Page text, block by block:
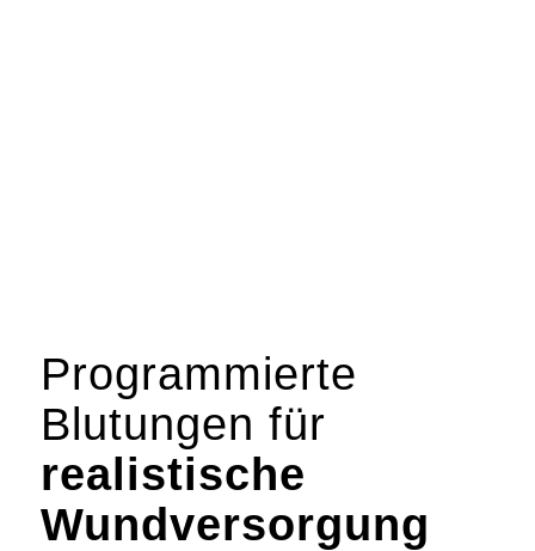
Programmierte
Blutungen für
realistische
Wundversorgung